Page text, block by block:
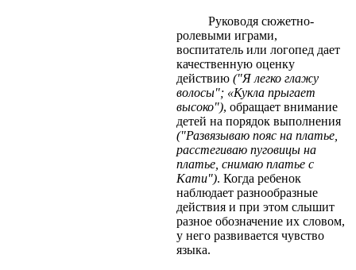
Руководя сюжетно-
ролевыми играми,
воспитатель или логопед дает
качественную оценку
действию ("Я легко глажу
волосы"; «Кукла прыгает
высоко"), обращает внимание
детей на порядок выполнения
("Развязываю пояс на платье,
расстегиваю пуговицы на
платье, снимаю платье с
Кати"). Когда ребенок
наблюдает разнообразные
действия и при этом слышит
разное обозначение их словом,
у него развивается чувство
языка.